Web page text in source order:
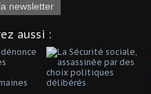
newsletter
aussi :